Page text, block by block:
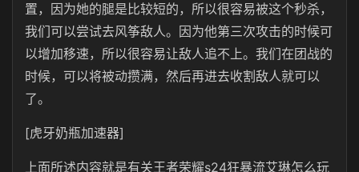
置，因为她的腿是比较短的，所以很容易被这个秒杀，
我们可以尝试去风筝敌人。因为他第三次攻击的时候可
以增加移速，所以很容易让敌人追不上。我们在团战的
时候，可以将被动攒满，然后再进去收割敌人就可以
了。
[虎牙奶瓶加速器]
上面所述内容就是有关王者荣耀s24狂暴流艾琳怎么玩